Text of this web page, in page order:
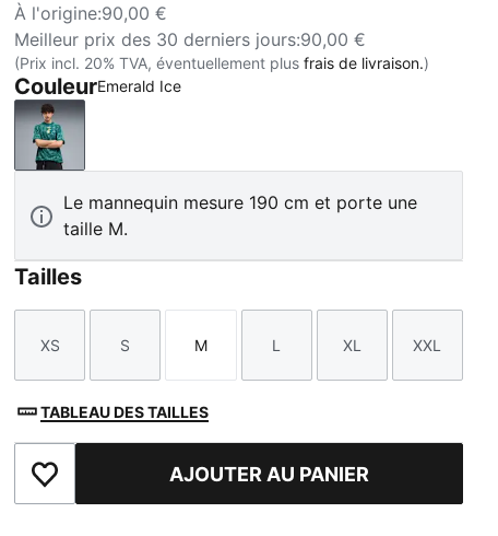
À l'origine:90,00 €
Meilleur prix des 30 derniers jours:90,00 €
(Prix incl. 20% TVA, éventuellement plusfrais de livraison.)
CouleurEmerald Ice
Emerald Ice
Le mannequin mesure 190 cm et porte une
taille M.
Tailles
Taille
XS
Taille
S
Taille
M
Taille
L
Taille
XL
Taille
XXL
TABLEAU DES TAILLES
Ajouter aux favorisAJOUTER AU PANIER